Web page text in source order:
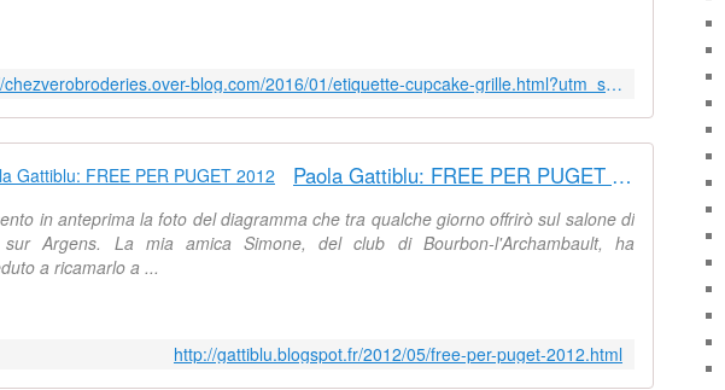
http://chezverobroderies.over-blog.com/2016/01/etiquette-cupcake-grille.html?utm_source=_ob_email&utm_medium=_ob_notification&utm_campaign=_ob_pushmail
Paola Gattiblu: FREE PER PUGET 2012
in anteprima la foto del diagramma che tra qualche giorno offrirò sul salone di
sur Argens. La mia amica Simone, del club di Bourbon-l'Archambault, ha
a ricamarlo a ...
http://gattiblu.blogspot.fr/2012/05/free-per-puget-2012.html